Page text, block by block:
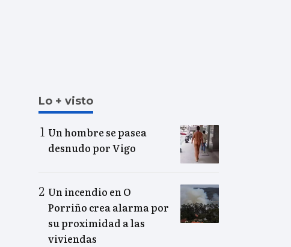
Lo + visto
Un hombre se pasea
desnudo por Vigo
Un incendio en O
Porriño crea alarma por
su proximidad a las
viviendas